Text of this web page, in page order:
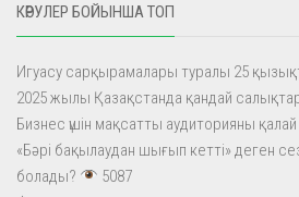
КӨРУЛЕР БОЙЫНША ТОП
Игуасу сарқырамалары туралы 25
2025 жылы Қазақстанда қандай
Бизнес үшін мақсатты аудиторияны
«Бәрі бақылаудан шығып кетті» деген
болады?
5087